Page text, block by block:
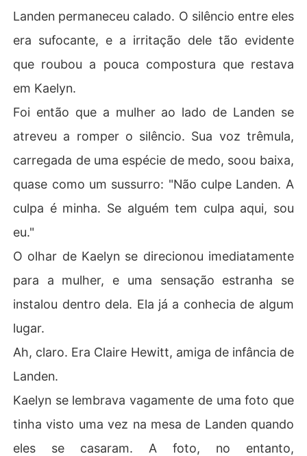
Landen permaneceu calado. O silêncio entre eles
era sufocante, e a irritação dele tão evidente
que roubou a pouca compostura que restava
em Kaelyn.
Foi então que a mulher ao lado de Landen se
atreveu a romper o silêncio. Sua voz trêmula,
carregada de uma espécie de medo, soou baixa,
quase como um sussurro: "Não culpe Landen. A
culpa é minha. Se alguém tem culpa aqui, sou
eu."
O olhar de Kaelyn se direcionou imediatamente
para a mulher, e uma sensação estranha se
instalou dentro dela. Ela já a conhecia de algum
lugar.
Ah, claro. Era Claire Hewitt, amiga de infância de
Landen.
Kaelyn se lembrava vagamente de uma foto que
tinha visto uma vez na mesa de Landen quando
eles se casaram. A foto, no entanto,